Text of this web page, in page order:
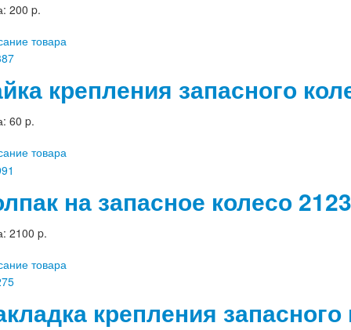
200 p.
товара
крепления запасного
60 p.
товара
на запасное колесо
2100 p.
товара
крепления запасного